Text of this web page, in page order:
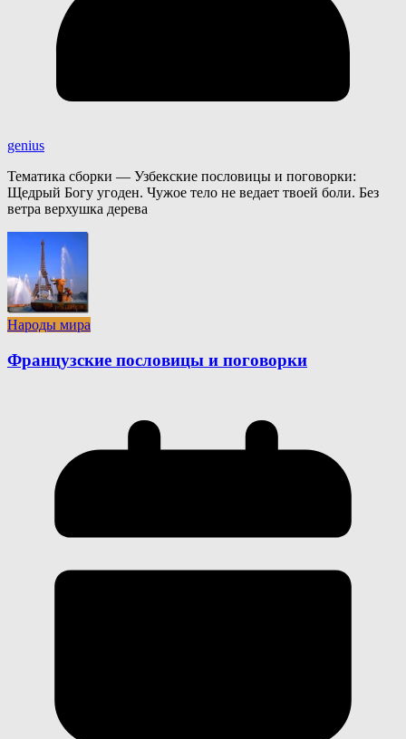
genius
Тематика сборки — Узбекские пословицы и поговорки:
Щедрый Богу угоден. Чужое тело не ведает твоей боли. Без
ветра верхушка дерева
Народы мира
Французские пословицы и поговорки